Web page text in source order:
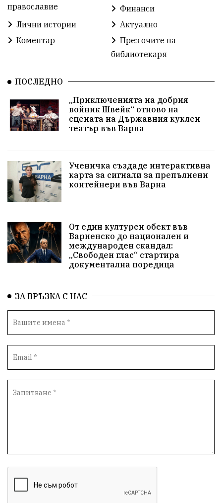
Избори 2026 Дарения
Концерт
едрогабаритни отпадъци
Културни и спортни събития Аспарухово
Безводие пожари Тенис Вълчи дол
Училища Лична инициатива Величие
Приют за кучета
Новини Зелена зона
Незаконно строителство
Опера
„Исторически парк“
рекет, натиск и изнудване
православие
Финанси
Лични истории
Актуално
Коментар
През очите на
библиотекаря
ПОСЛЕДНО
„Приключенията на добрия
войник Швейк“ отново на
сцената на Държавния куклен
театър във Варна
Ученичка създаде интерактивна
карта за сигнали за препълнени
контейнери във Варна
От един културен обект във
Варненско до национален и
международен скандал:
„Свободен глас“ стартира
документална поредица
ЗА ВРЪЗКА С НАС